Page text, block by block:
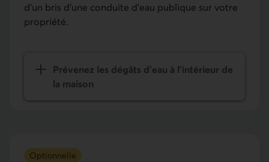
d’un bris d’une conduite d’eau publique sur votre
propriété.
Prévenez les dégâts d’eau à l’intérieur de
la maison
Optionnelle